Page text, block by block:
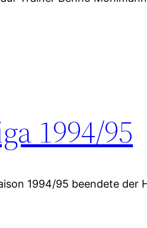
1994/95
1994/95 beendete der